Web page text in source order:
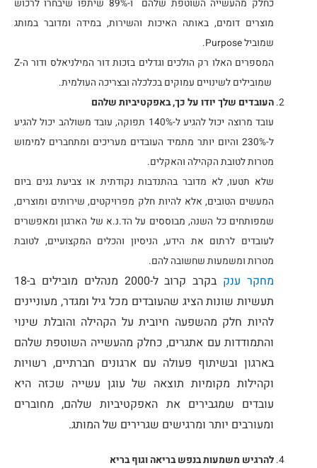
כחלק מהעשייה השוטפת שלהם ו-89% שיתפו שיבחרו לרכוש
מוצרים דומים, באותה האיכות והשירות, במידה ומדובר במותג
שמוביל Purpose.
המספרים האלו רק הולכים וגדלים בזכות דור המילניאלס ודור ה-Z
שמובילים לשינויים עמוקים בכלכלה ובצריכה העולמית.
העובדים שלך יודו על כך, באפקטיביות שלהם
עובד מרוצה יכול להגיע ל-140% תפוקה, עובד משולהב יכול להגיע
ל-230% והיום יותר מתמיד העובדים מעריכים ומתחברים למימוש
מטרות לטובת הקהילה והאקלים.
שלא תטעו, לא מדובר בהתנדבות נקודתית או צביעת גנים ביום
המעשים הטובים, אלא להיות חלק מפרויקטים, שירותים ומוצרים,
שמפותחים כל השנה, מבוססים על הד.נ.א של הארגון ומאפשרים
לעובדים לרתום את הידע, הניסיון והכלים המקצועיים, לטובת
מטרות ומשמעות שחשובה להם.
מחקר ענק
בקרב קרוב ל-2000 מנהלים מובילים ב-18
תעשיות שונות הציג שהעובדים מכל גיל ומגדר, מעוניינים
להיות חלק מהשפעה חיובית על הקהילה והובלת שינוי
והתמודדות עם אתגרים, כחלק מהעשייה השוטפת שלהם
בארגון ובשיתוף פעולה עם ארגונים חברתיים, רשויות
וקהילות מקומיות תוצאה של עוגן עשייה שכזה היא
עובדים שמגבירים את האפקטיביות שלהם, מחוברים
ומעורבים יותר ומרגישים שגרירים של המותג.
להרגיש משמעות בנפש בריאה וגוף בריא